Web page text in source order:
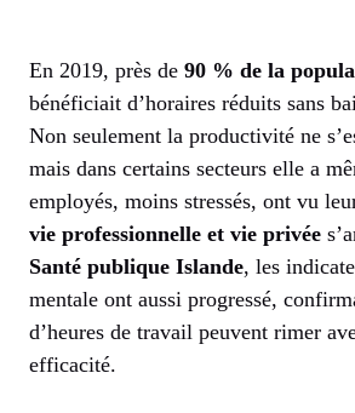
En 2019, près de 90 % de la
bénéficiait d’horaires réduits sans
Non seulement la productivité ne
mais dans certains secteurs elle a
employés, moins stressés, ont vu
vie professionnelle et vie privée
Santé publique Islande, les
mentale ont aussi progressé,
d’heures de travail peuvent rimer
efficacité.